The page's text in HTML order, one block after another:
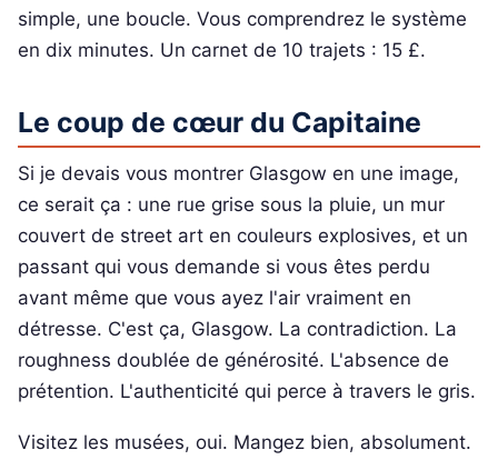
simple, une boucle. Vous comprendrez le système
en dix minutes. Un carnet de 10 trajets : 15 £.
Le coup de cœur du Capitaine
Si je devais vous montrer Glasgow en une image,
ce serait ça : une rue grise sous la pluie, un mur
couvert de street art en couleurs explosives, et un
passant qui vous demande si vous êtes perdu
avant même que vous ayez l'air vraiment en
détresse. C'est ça, Glasgow. La contradiction. La
roughness doublée de générosité. L'absence de
prétention. L'authenticité qui perce à travers le gris.
Visitez les musées, oui. Mangez bien, absolument.